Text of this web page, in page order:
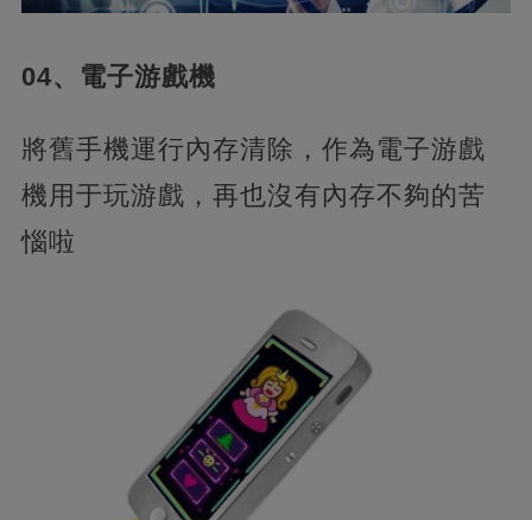
04、電子游戲機
將舊手機運行內存清除，作為電子游戲
機用于玩游戲，再也沒有內存不夠的苦
惱啦